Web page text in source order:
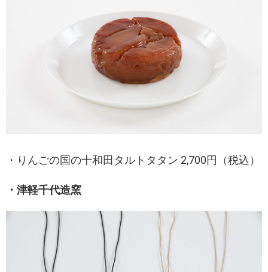
・りんごの国の十和田タルトタタン 2,700円（税込）
・津軽千代造窯